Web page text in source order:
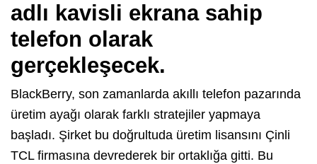
adlı kavisli ekrana sahip
telefon olarak
gerçekleşecek.
BlackBerry, son zamanlarda akıllı telefon pazarında
üretim ayağı olarak farklı stratejiler yapmaya
başladı. Şirket bu doğrultuda üretim lisansını Çinli
TCL firmasına devrederek bir ortaklığa gitti. Bu